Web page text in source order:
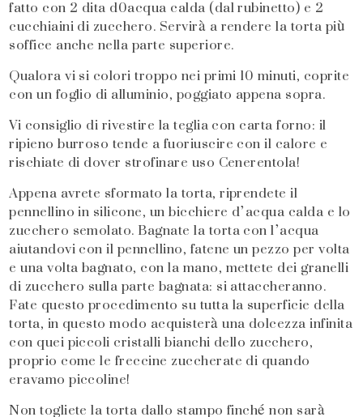
fatto con 2 dita d0acqua calda (dal rubinetto) e 2
cucchiaini di zucchero. Servirà a rendere la torta più
soffice anche nella parte superiore.
Qualora vi si colori troppo nei primi 10 minuti, coprite
con un foglio di alluminio, poggiato appena sopra.
Vi consiglio di rivestire la teglia con carta forno: il
ripieno burroso tende a fuoriuscire con il calore e
rischiate di dover strofinare uso Cenerentola!
Appena avrete sformato la torta, riprendete il
pennellino in silicone, un bicchiere d’acqua calda e lo
zucchero semolato. Bagnate la torta con l’acqua
aiutandovi con il pennellino, fatene un pezzo per volta
e una volta bagnato, con la mano, mettete dei granelli
di zucchero sulla parte bagnata: si attaccheranno.
Fate questo procedimento su tutta la superficie della
torta, in questo modo acquisterà una dolcezza infinita
con quei piccoli cristalli bianchi dello zucchero,
proprio come le freccine zuccherate di quando
eravamo piccoline!
Non togliete la torta dallo stampo finché non sarà